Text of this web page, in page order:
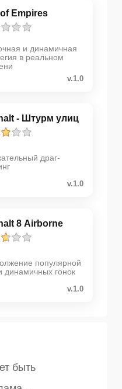
Empires
и динамичная
в реальном
v.1.0
- Штурм улиц
драг-
v.1.0
8 Airborne
популярной
динамичных гонок
v.1.0